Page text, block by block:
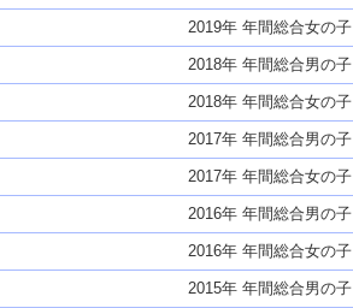
2019年 年間総合女の子
2018年 年間総合男の子
2018年 年間総合女の子
2017年 年間総合男の子
2017年 年間総合女の子
2016年 年間総合男の子
2016年 年間総合女の子
2015年 年間総合男の子